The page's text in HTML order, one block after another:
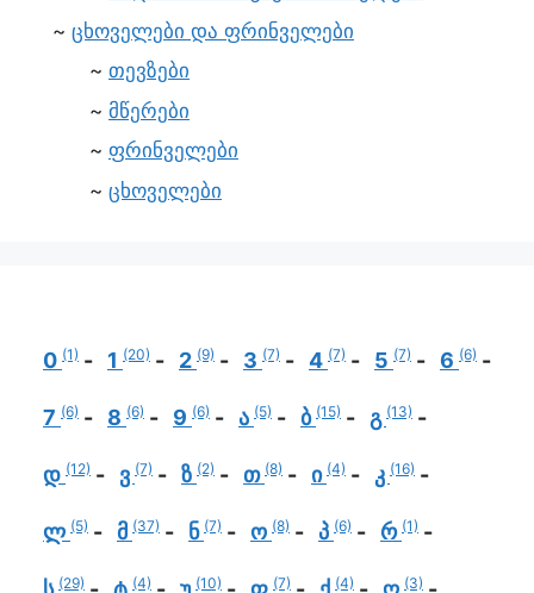
ცხოველები და ფრინველები
თევზები
მწერები
ფრინველები
ცხოველები
0 (1) 1 (20) 2 (9) 3 (7) 4 (7) 5 (7) 6 (6)
7 (6) 8 (6) 9 (6) ა (5) ბ (15) გ (13)
დ (12) ვ (7) ზ (2) თ (8) ი (4) კ (16)
ლ (5) მ (37) ნ (7) ო (8) პ (6) რ (1)
(29) (4) (10) (7) (4) (3)